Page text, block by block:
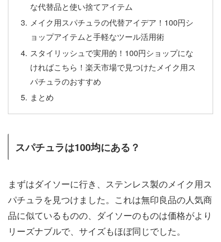
な代替品と使い捨てアイテム
メイク用スパチュラの代替アイデア！100円シ
ョップアイテムと手軽なツール活用術
スタイリッシュで実用的！100円ショップにな
ければこちら！楽天市場で見つけたメイク用ス
パチュラのおすすめ
まとめ
スパチュラは100均にある？
まずはダイソーに行き、ステンレス製のメイク用ス
パチュラを見つけました。これは無印良品の人気商
品に似ているものの、ダイソーのものは価格がより
リーズナブルで、サイズもほぼ同じでした。